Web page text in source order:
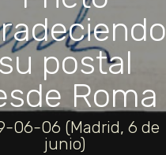
postal
Roma
06-06 (Madrid, 6 de
junio)